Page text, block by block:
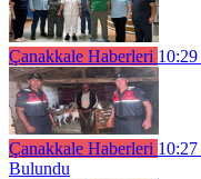
Çanakkale Haberleri 10:29
Çanakkale Haberleri 10:27
Bulundu